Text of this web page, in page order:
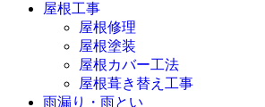
屋根工事
屋根修理
屋根塗装
屋根カバー工法
屋根葺き替え工事
雨漏り・雨とい